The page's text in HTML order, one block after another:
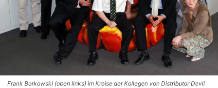
Frank Borkowski (oben links) im Kreise der Kollegen von Distributor Devil